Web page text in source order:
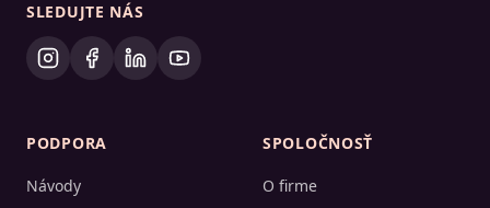
SLEDUJTE NÁS
PODPORA
Návody
SPOLOČNOSŤ
O firme